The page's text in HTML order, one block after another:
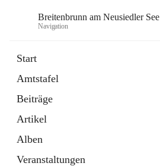
Breitenbrunn am Neusiedler See
Navigation
Start
Amtstafel
Beiträge
Artikel
Alben
Veranstaltungen
18 Schnellzugriffe
Gemeindeservice